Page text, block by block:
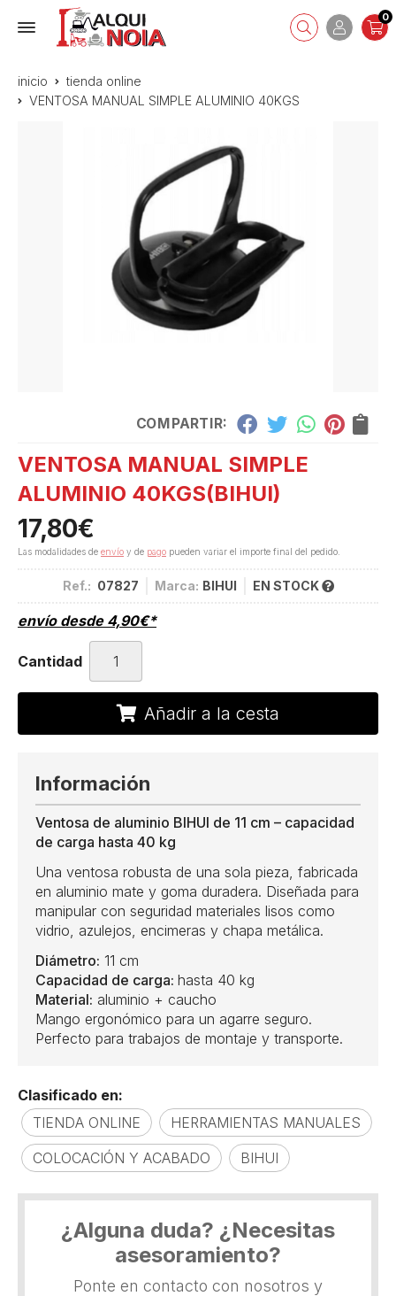
0
inicio
tienda online
VENTOSA MANUAL SIMPLE ALUMINIO 40KGS
COMPARTIR:
VENTOSA MANUAL SIMPLE
ALUMINIO 40KGS(BIHUI)
17,80€
Las modalidades de envío y de pago pueden variar el importe final del pedido.
Ref.: 07827 Marca: BIHUI EN STOCK
envío desde 4,90€*
Cantidad
Añadir a la cesta
Información
Ventosa de aluminio BIHUI de 11 cm – capacidad
de carga hasta 40 kg
Una ventosa robusta de una sola pieza, fabricada
en aluminio mate y goma duradera. Diseñada para
manipular con seguridad materiales lisos como
vidrio, azulejos, encimeras y chapa metálica.
Diámetro: 11 cm
Capacidad de carga: hasta 40 kg
Material: aluminio + caucho
Mango ergonómico para un agarre seguro.
Perfecto para trabajos de montaje y transporte.
Clasificado en:
TIENDA ONLINE
HERRAMIENTAS MANUALES
COLOCACIÓN Y ACABADO
BIHUI
¿Alguna duda? ¿Necesitas
asesoramiento?
Ponte en contacto con nosotros y